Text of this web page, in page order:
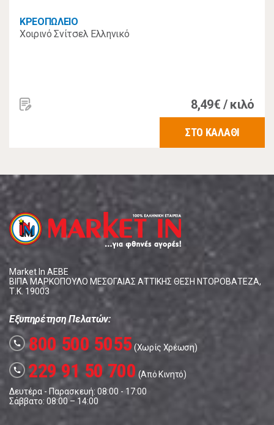
ΚΡΕΟΠΩΛΕΙΟ
Χοιρινό Σνίτσελ Ελληνικό
8,49€ / κιλό
ΣΤΟ ΚΑΛΑΘΙ
Market In ΑΕΒΕ
ΒΙΠΑ ΜΑΡΚΟΠΟΥΛΟ ΜΕΣΟΓΑΙΑΣ ΑΤΤΙΚΗΣ ΘΕΣΗ ΝΤΟΡΟΒΑΤΕΖΑ,
Τ.Κ. 19003
Εξυπηρέτηση Πελατών:
call 800 500 5055(Χωρίς Χρέωση)
call 229 91 50 700 (Από Κινητό)
Δευτέρα - Παρασκευή: 08:00 - 17:00
Σάββατο: 08:00 – 14:00